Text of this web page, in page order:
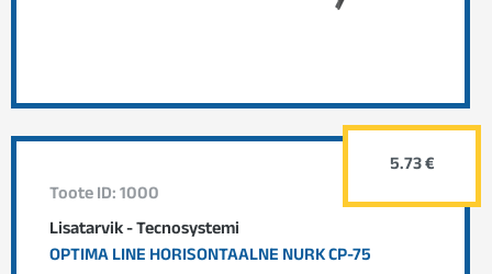
Toote ID: 1000
Lisatarvik - Tecnosystemi
OPTIMA LINE HORISONTAALNE NURK CP-75
5.73 €